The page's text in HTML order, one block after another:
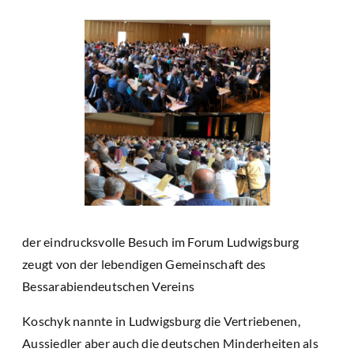
der eindrucksvolle Besuch im Forum Ludwigsburg
zeugt von der lebendigen Gemeinschaft des
Bessarabiendeutschen Vereins
Koschyk nannte in Ludwigsburg die Vertriebenen,
Aussiedler aber auch die deutschen Minderheiten als